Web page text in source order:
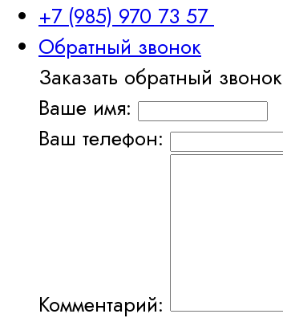
+7 (985) 970 73 57
Обратный звонок
Заказать обратный звонок
Ваше имя:
Ваш телефон:
Комментарий: